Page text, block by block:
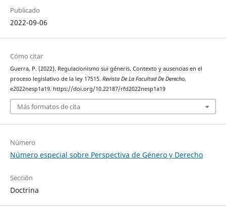
Publicado
2022-09-06
Cómo citar
Guerra, P. (2022). Regulacionismo sui géneris. Contexto y ausencias en el
proceso legislativo de la ley 17515. Revista De La Facultad De Derecho,
e2022nesp1a19. https://doi.org/10.22187/rfd2022nesp1a19
Más formatos de cita
Número
Número especial sobre Perspectiva de Género y Derecho
Sección
Doctrina